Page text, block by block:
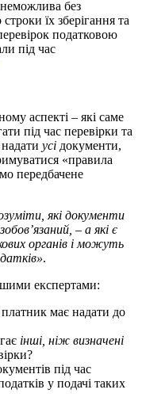
неможлива без
їх зберігання та
податковою
під час
аспекті – які саме
під час перевірки та
усі документи,
«правила
передбачене
які документи
– а які є
органів і можуть
.
експертами:
має надати до
інші, ніж визначені
під час
у подачі таких